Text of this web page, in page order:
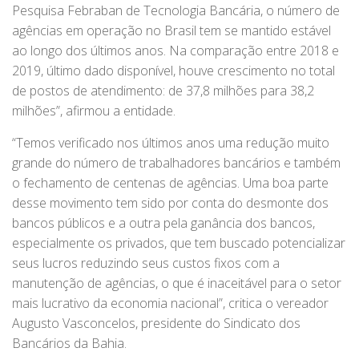
Pesquisa Febraban de Tecnologia Bancária, o número de
agências em operação no Brasil tem se mantido estável
ao longo dos últimos anos. Na comparação entre 2018 e
2019, último dado disponível, houve crescimento no total
de postos de atendimento: de 37,8 milhões para 38,2
milhões”, afirmou a entidade.
“Temos verificado nos últimos anos uma redução muito
grande do número de trabalhadores bancários e também
o fechamento de centenas de agências. Uma boa parte
desse movimento tem sido por conta do desmonte dos
bancos públicos e a outra pela ganância dos bancos,
especialmente os privados, que tem buscado potencializar
seus lucros reduzindo seus custos fixos com a
manutenção de agências, o que é inaceitável para o setor
mais lucrativo da economia nacional”, critica o vereador
Augusto Vasconcelos, presidente do Sindicato dos
Bancários da Bahia.